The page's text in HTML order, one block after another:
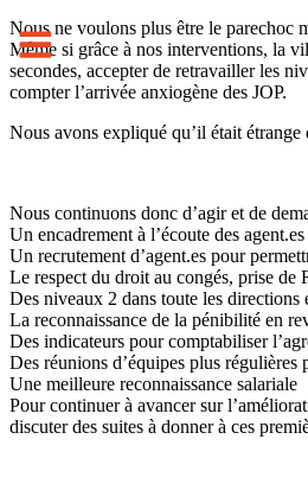
Nous ne voulons plus être le parechoc
Même si grâce à nos interventions, la
secondes, accepter de retravailler les
compter l’arrivée anxiogène des JOP.
Nous avons expliqué qu’il était étrange
Nous continuons donc d’agir et de
Un encadrement à l’écoute des
Un recrutement d’agent.es pour
Le respect du droit au congés, prise de
Des niveaux 2 dans toute les
La reconnaissance de la pénibilité en
Des indicateurs pour comptabiliser
Des réunions d’équipes plus
Une meilleure reconnaissance salariale
Pour continuer à avancer sur
discuter des suites à donner à ces